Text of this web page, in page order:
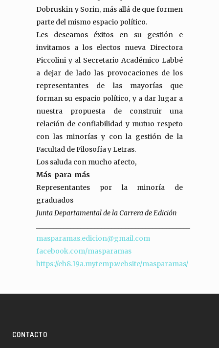
Dobruskin y Sorin, más allá de que formen
parte del mismo espacio político.
Les deseamos éxitos en su gestión e
invitamos a los electos nueva Directora
Piccolini y al Secretario Académico Labbé
a dejar de lado las provocaciones de los
representantes de las mayorías que
forman su espacio político, y a dar lugar a
nuestra propuesta de construir una
relación de confiabilidad y mutuo respeto
con las minorías y con la gestión de la
Facultad de Filosofía y Letras.
Los saluda con mucho afecto,
Más-para-más
Representantes por la minoría de
graduados
Junta Departamental de la Carrera de Edición
masparamas.edicion@gmail.com
facebook.com/masparamas
https://eh8.19a.mytemp.website/masparamas/
CONTACTO